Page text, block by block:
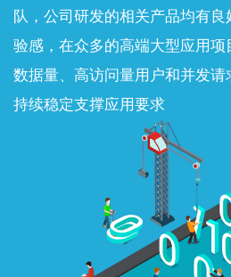
队，公司研发的相关产品均有
验感，在众多的高端大型应用
数据量、高访问量用户和并发
持续稳定支撑应用要求